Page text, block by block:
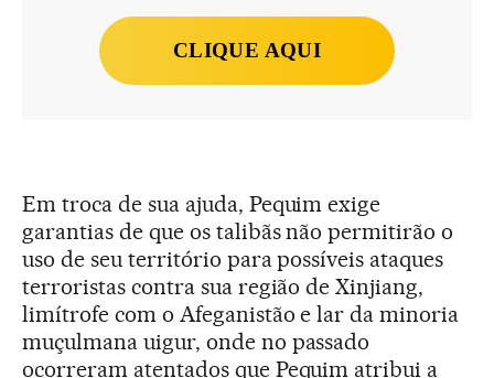
CLIQUE AQUI
Em troca de sua ajuda, Pequim exige
garantias de que os talibãs não permitirão o
uso de seu território para possíveis ataques
terroristas contra sua região de Xinjiang,
limítrofe com o Afeganistão e lar da minoria
muçulmana uigur, onde no passado
ocorreram atentados que Pequim atribui a